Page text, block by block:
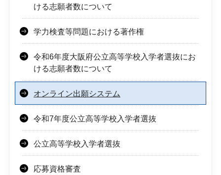
ける志願者数について
学力検査等問題における著作権
令和6年度大阪府公立高等学校入学者選抜にお
ける志願者数について
オンライン出願システム
令和7年度公立高等学校入学者選抜
公立高等学校入学者選抜
応募資格審査